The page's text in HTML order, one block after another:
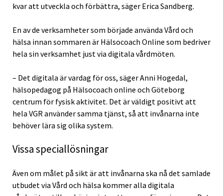
kvar att utveckla och förbättra, säger Erica Sandberg.
En av de verksamheter som började använda Vård och
hälsa innan sommaren är Hälsocoach Online som bedriver
hela sin verksamhet just via digitala vårdmöten.
– Det digitala är vardag för oss, säger Anni Hogedal,
hälsopedagog på Hälsocoach online och Göteborg
centrum för fysisk aktivitet. Det är väldigt positivt att
hela VGR använder samma tjänst, så att invånarna inte
behöver lära sig olika system.
Vissa speciallösningar
Även om målet på sikt är att invånarna ska nå det samlade
utbudet via Vård och hälsa kommer alla digitala